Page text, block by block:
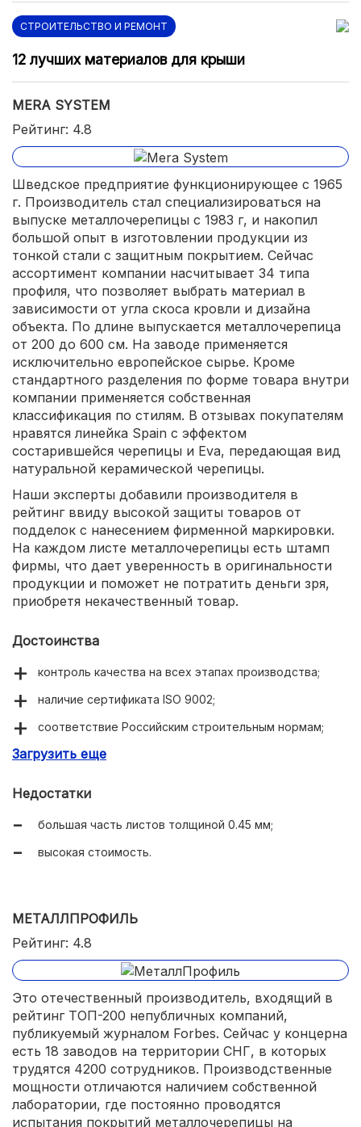
СТРОИТЕЛЬСТВО И РЕМОНТ
12 лучших материалов для крыши
MERA SYSTEM
Рейтинг: 4.8
Шведское предприятие функционирующее с 1965
г. Производитель стал специализироваться на
выпуске металлочерепицы с 1983 г, и накопил
большой опыт в изготовлении продукции из
тонкой стали с защитным покрытием. Сейчас
ассортимент компании насчитывает 34 типа
профиля, что позволяет выбрать материал в
зависимости от угла скоса кровли и дизайна
объекта. По длине выпускается металлочерепица
от 200 до 600 см. На заводе применяется
исключительно европейское сырье. Кроме
стандартного разделения по форме товара внутри
компании применяется собственная
классификация по стилям. В отзывах покупателям
нравятся линейка Spain с эффектом
состарившейся черепицы и Eva, передающая вид
натуральной керамической черепицы.
Наши эксперты добавили производителя в
рейтинг ввиду высокой защиты товаров от
подделок с нанесением фирменной маркировки.
На каждом листе металлочерепицы есть штамп
фирмы, что дает уверенность в оригинальности
продукции и поможет не потратить деньги зря,
приобретя некачественный товар.
Достоинства
контроль качества на всех этапах производства;
наличие сертификата ISO 9002;
соответствие Российским строительным нормам;
разнообразная фактура, которой нет у конкурентов.
Загрузить еще
Недостатки
большая часть листов толщиной 0.45 мм;
высокая стоимость.
МЕТАЛЛПРОФИЛЬ
Рейтинг: 4.8
Это отечественный производитель, входящий в
рейтинг ТОП-200 непубличных компаний,
публикуемый журналом Forbes. Сейчас у концерна
есть 18 заводов на территории СНГ, в которых
трудятся 4200 сотрудников. Производственные
мощности отличаются наличием собственной
лаборатории, где постоянно проводятся
испытания покрытий металлочерепицы на